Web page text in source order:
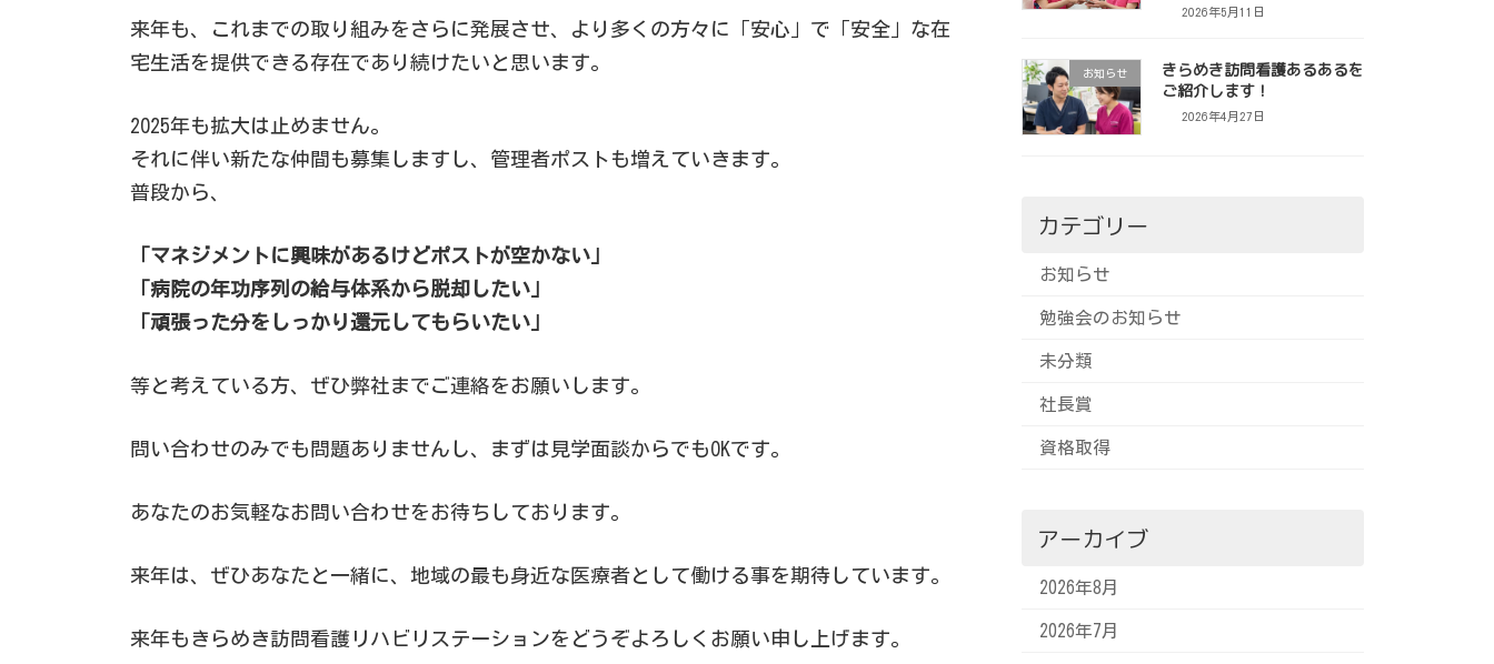
来年も、これまでの取り組みをさらに発展させ、より多くの方々に「安心」で「安全」な在
宅生活を提供できる存在であり続けたいと思います。
2025年も拡大は止めません。
それに伴い新たな仲間も募集しますし、管理者ポストも増えていきます。
普段から、
「マネジメントに興味があるけどポストが空かない」
「病院の年功序列の給与体系から脱却したい」
「頑張った分をしっかり還元してもらいたい」
等と考えている方、ぜひ弊社までご連絡をお願いします。
問い合わせのみでも問題ありませんし、まずは見学面談からでもOKです。
あなたのお気軽なお問い合わせをお待ちしております。
来年は、ぜひあなたと一緒に、地域の最も身近な医療者として働ける事を期待しています。
来年もきらめき訪問看護リハビリステーションをどうぞよろしくお願い申し上げます。
2026年5月11日
お知らせ
きらめき訪問看護あるあるを
ご紹介します！
2026年4月27日
カテゴリー
お知らせ
勉強会のお知らせ
未分類
社長賞
資格取得
アーカイブ
2026年8月
2026年7月